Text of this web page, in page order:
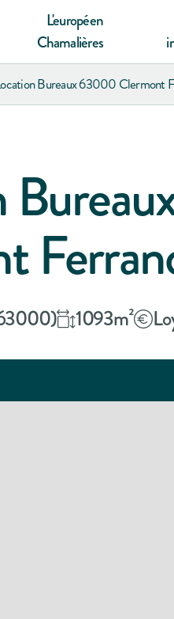
L'européen
Chamalières
Bureaux 63000 Clermont
) 1093m²